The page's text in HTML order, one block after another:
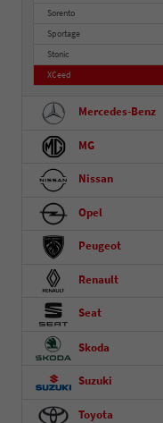
Sorento
Sportage
Stonic
XCeed
Mercedes-Benz
MG
Nissan
Opel
Peugeot
Renault
Seat
Skoda
Suzuki
Toyota